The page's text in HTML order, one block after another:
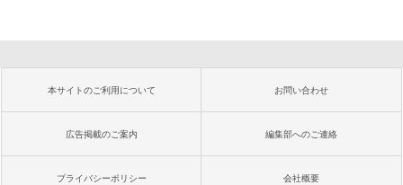
本サイトのご利用について お問い合わせ
広告掲載のご案内 編集部へのご連絡
プライバシーポリシー 会社概要